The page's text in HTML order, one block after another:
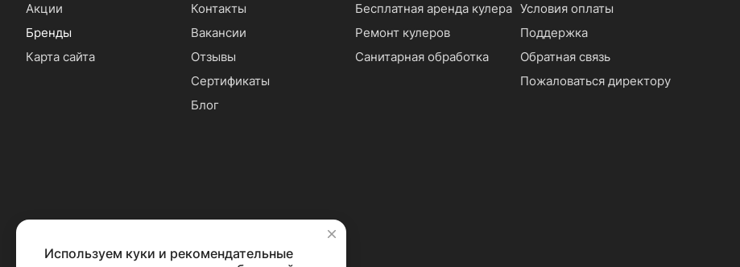
Акции
Бренды
Карта сайта
Контакты
Вакансии
Отзывы
Сертификаты
Блог
Бесплатная аренда кулера
Ремонт кулеров
Санитарная обработка
Условия оплаты
Поддержка
Обратная связь
Пожаловаться директору
✕
Используем куки и рекомендательные